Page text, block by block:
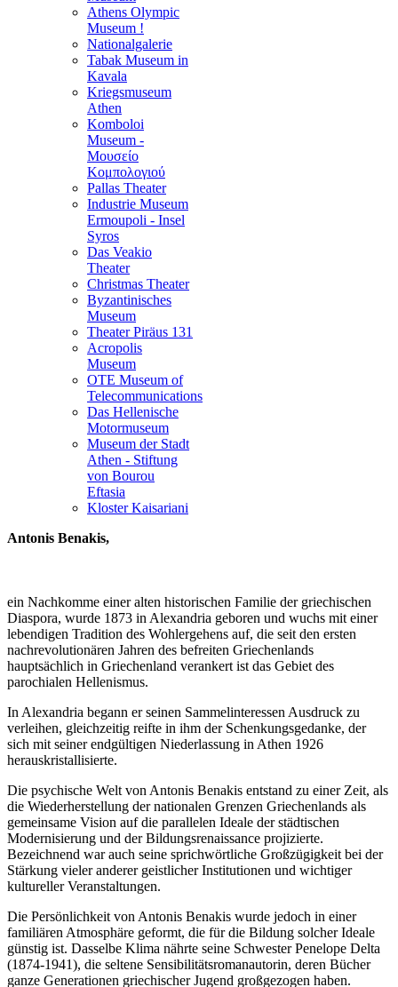
Athens Olympic
Museum !
Nationalgalerie
Tabak Museum in
Kavala
Kriegsmuseum
Athen
Komboloi
Museum -
Μουσείο
Κομπολογιού
Pallas Theater
Industrie Museum
Ermoupoli - Insel
Syros
Das Veakio
Theater
Christmas Theater
Byzantinisches
Museum
Theater Piräus 131
Acropolis
Museum
OTE Museum of
Telecommunications
Das Hellenische
Motormuseum
Museum der Stadt
Athen - Stiftung
von Bourou
Eftasia
Kloster Kaisariani
Antonis Benakis,
ein Nachkomme einer alten historischen Familie der griechischen
Diaspora, wurde 1873 in Alexandria geboren und wuchs mit einer
lebendigen Tradition des Wohlergehens auf, die seit den ersten
nachrevolutionären Jahren des befreiten Griechenlands
hauptsächlich in Griechenland verankert ist das Gebiet des
parochialen Hellenismus.
In Alexandria begann er seinen Sammelinteressen Ausdruck zu
verleihen, gleichzeitig reifte in ihm der Schenkungsgedanke, der
sich mit seiner endgültigen Niederlassung in Athen 1926
herauskristallisierte.
Die psychische Welt von Antonis Benakis entstand zu einer Zeit, als
die Wiederherstellung der nationalen Grenzen Griechenlands als
gemeinsame Vision auf die parallelen Ideale der städtischen
Modernisierung und der Bildungsrenaissance projizierte.
Bezeichnend war auch seine sprichwörtliche Großzügigkeit bei der
Stärkung vieler anderer geistlicher Institutionen und wichtiger
kultureller Veranstaltungen.
Die Persönlichkeit von Antonis Benakis wurde jedoch in einer
familiären Atmosphäre geformt, die für die Bildung solcher Ideale
günstig ist. Dasselbe Klima nährte seine Schwester Penelope Delta
(1874-1941), die seltene Sensibilitätsromanautorin, deren Bücher
ganze Generationen griechischer Jugend großgezogen haben.